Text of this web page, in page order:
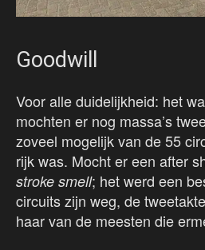
Goodwill
Voor alle duidelijkheid: het
mochten er nog massa’s
zoveel mogelijk van de 55
rijk was. Mocht er een after
stroke smell; het werd een
circuits zijn weg, de
haar van de meesten die